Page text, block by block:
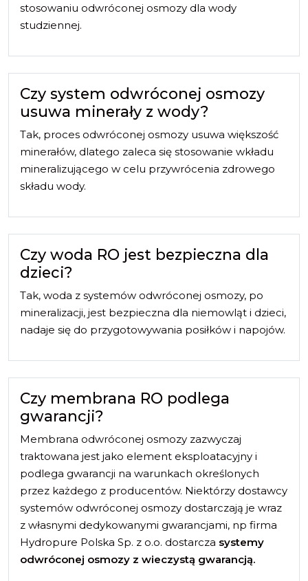
stosowaniu odwróconej osmozy dla wody
studziennej.
Czy system odwróconej osmozy
usuwa minerały z wody?
Tak, proces odwróconej osmozy usuwa większość
minerałów, dlatego zaleca się stosowanie wkładu
mineralizującego w celu przywrócenia zdrowego
składu wody.
Czy woda RO jest bezpieczna dla
dzieci?
Tak, woda z systemów odwróconej osmozy, po
mineralizacji, jest bezpieczna dla niemowląt i dzieci,
nadaje się do przygotowywania posiłków i napojów.
Czy membrana RO podlega
gwarancji?
Membrana odwróconej osmozy zazwyczaj
traktowana jest jako element eksploatacyjny i
podlega gwarancji na warunkach określonych
przez każdego z producentów. Niektórzy dostawcy
systemów odwróconej osmozy dostarczają je wraz
z własnymi dedykowanymi gwarancjami, np firma
Hydropure Polska Sp. z o.o. dostarcza systemy
odwróconej osmozy z wieczystą gwarancją.